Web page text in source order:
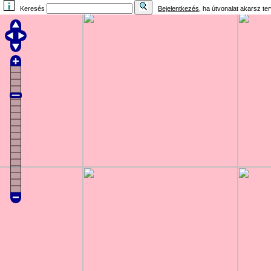
Keresés Bejelentkezés , ha útvonalat akarsz